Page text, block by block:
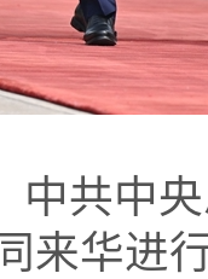
中共中
来华进